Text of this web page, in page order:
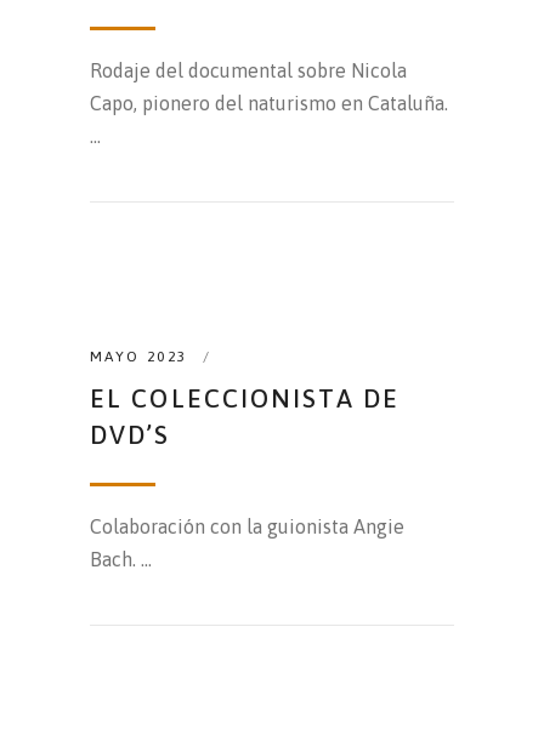
Rodaje del documental sobre Nicola
Capo, pionero del naturismo en Cataluña.
MAYO 2023
EL COLECCIONISTA DE
DVD’S
Colaboración con la guionista Angie
Bach.